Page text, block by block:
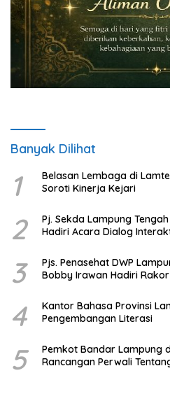
Banyak Dilihat
1
Belasan Lembaga di
Soroti Kinerja Kejari
2
Pj. Sekda Lampung
Hadiri Acara Dialog
3
Pjs. Penasehat DWP
Bobby Irawan Hadiri
4
Kantor Bahasa Provinsi
Pengembangan Literasi
5
Pemkot Bandar Lampung
Rancangan Perwali